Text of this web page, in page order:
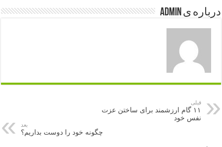
درباره ی admin
قبلی
۱۱ گام ارزشمند برای ساختن عزت
نفس خود
بعد
چگونه خود را دوست بداریم؟